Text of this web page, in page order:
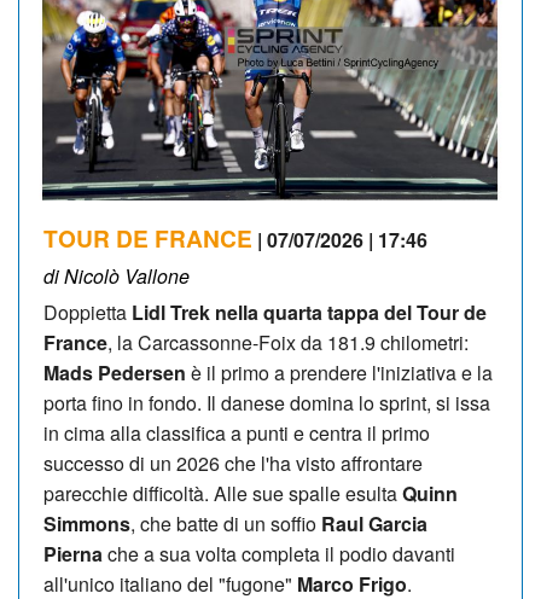
TOUR DE FRANCE | 07/07/2026 | 17:46
di Nicolò Vallone
Doppietta Lidl Trek nella quarta tappa del Tour de
France, la Carcassonne-Foix da 181.9 chilometri:
Mads Pedersen è il primo a prendere l'iniziativa e la
porta fino in fondo. Il danese domina lo sprint, si issa
in cima alla classifica a punti e centra il primo
successo di un 2026 che l'ha visto affrontare
parecchie difficoltà. Alle sue spalle esultaQuinn
Simmons, che batte di un soffio Raul Garcia
Piernache a sua volta completa il podio davanti
all'unico italiano del "fugone" Marco Frigo.